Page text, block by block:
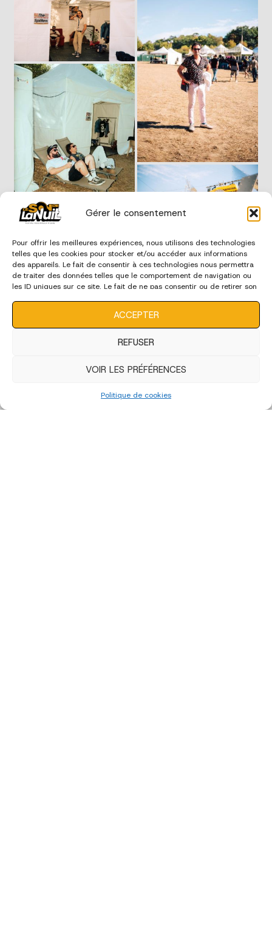
Gérer le consentement
Pour offrir les meilleures expériences, nous utilisons des technologies
telles que les cookies pour stocker et/ou accéder aux informations
des appareils. Le fait de consentir à ces technologies nous permettra
de traiter des données telles que le comportement de navigation ou
les ID uniques sur ce site. Le fait de ne pas consentir ou de retirer son
ACCEPTER
REFUSER
VOIR LES PRÉFÉRENCES
Politique de cookies